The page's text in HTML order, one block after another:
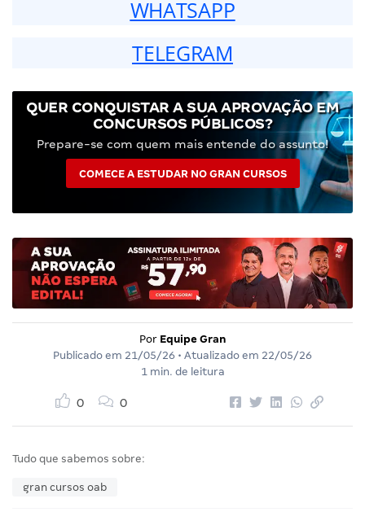
WHATSAPP
TELEGRAM
QUER CONQUISTAR A SUA APROVAÇÃO EM
CONCURSOS PÚBLICOS?
Prepare-se com quem mais entende do assunto!
COMECE A ESTUDAR NO GRAN CURSOS
Por Equipe Gran
Publicado em 21/05/26 • Atualizado em 22/05/26
1 min. de leitura
0 0
Tudo que sabemos sobre:
gran cursos oab